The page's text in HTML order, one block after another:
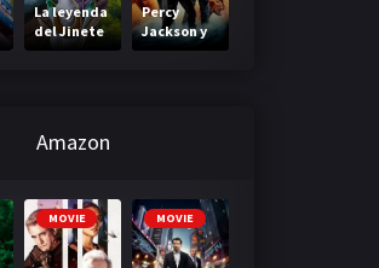
La leyenda
del Jinete
sin cabeza
Percy
Jackson y
el mar de
Amazon
MOVIE MOVIE